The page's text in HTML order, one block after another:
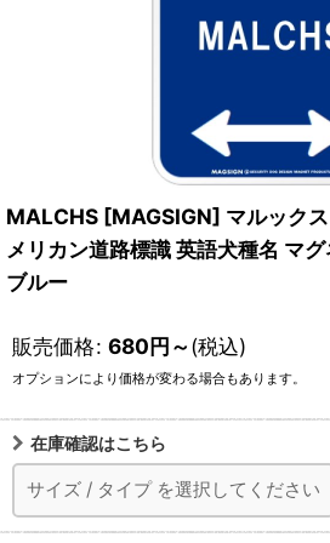
MALCHS [MAGSIGN] マルック
メリカン道路標識 英語犬種名 マ
ブルー
販売価格: 680円～(税込)
オプションにより価格が変わる場合もあります。
在庫確認はこちら
サイズ / タイプ を選択してください